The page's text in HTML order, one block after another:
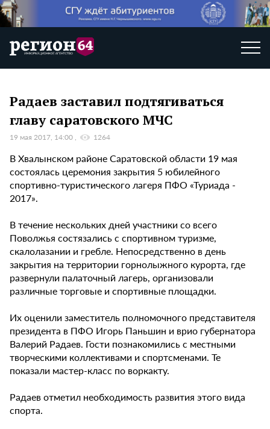
Радаев заставил подтягиваться
главу саратовского МЧС
19 мая 2017, 14:00 1264
В Хвалынском районе Саратовской области 19 мая
состоялась церемония закрытия 5 юбилейного
спортивно-туристического лагеря ПФО «Туриада -
2017».
В течение нескольких дней участники со всего
Поволжья состязались с спортивном туризме,
скалолазании и гребле. Непосредственно в день
закрытия на территории горнолыжного курорта, где
развернули палаточный лагерь, организовали
различные торговые и спортивные площадки.
Их оценили заместитель полномочного представителя
президента в ПФО Игорь Паньшин и врио губернатора
Валерий Радаев. Гости познакомились с местными
творческими коллективами и спортсменами. Те
показали мастер-класс по воркакту.
Радаев отметил необходимость развития этого вида
спорта.